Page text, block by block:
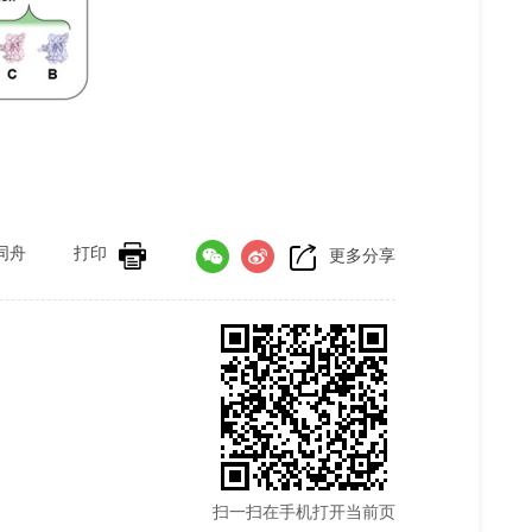
更多分享
打印
舟
扫一扫在手机打开当前页